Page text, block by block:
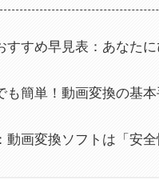
すすめ早見表：あなた
も簡単！動画変換の基本
動画変換ソフトは「安